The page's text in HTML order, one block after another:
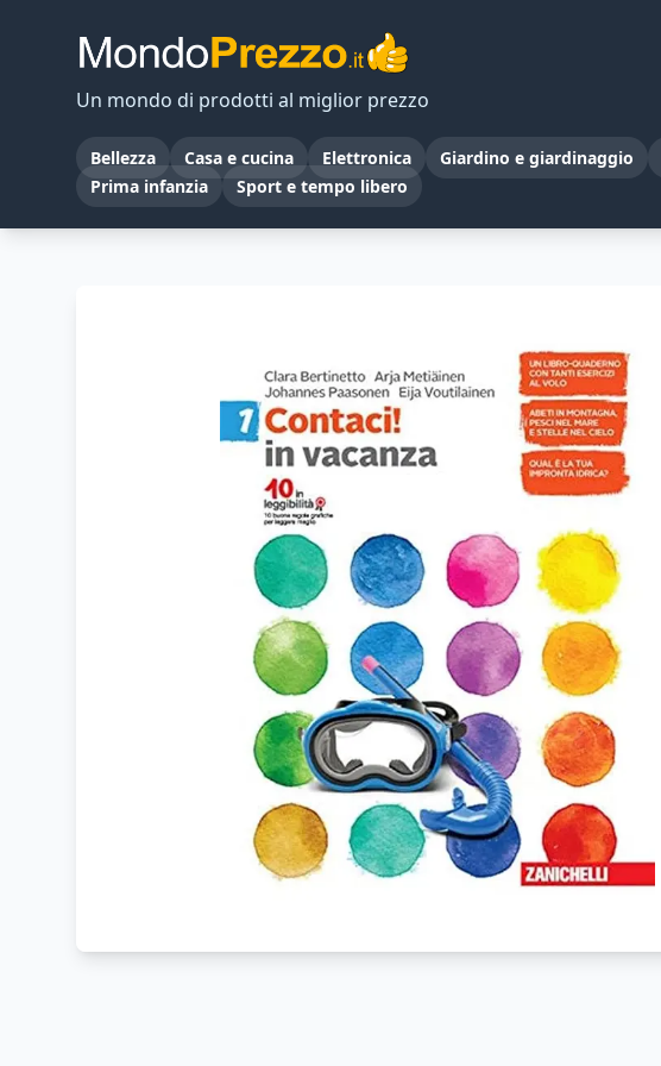
Un mondo di prodotti al miglior prezzo
Bellezza Casa e cucina Elettronica Giardino e giardinaggio
Prima infanzia
Sport e tempo libero